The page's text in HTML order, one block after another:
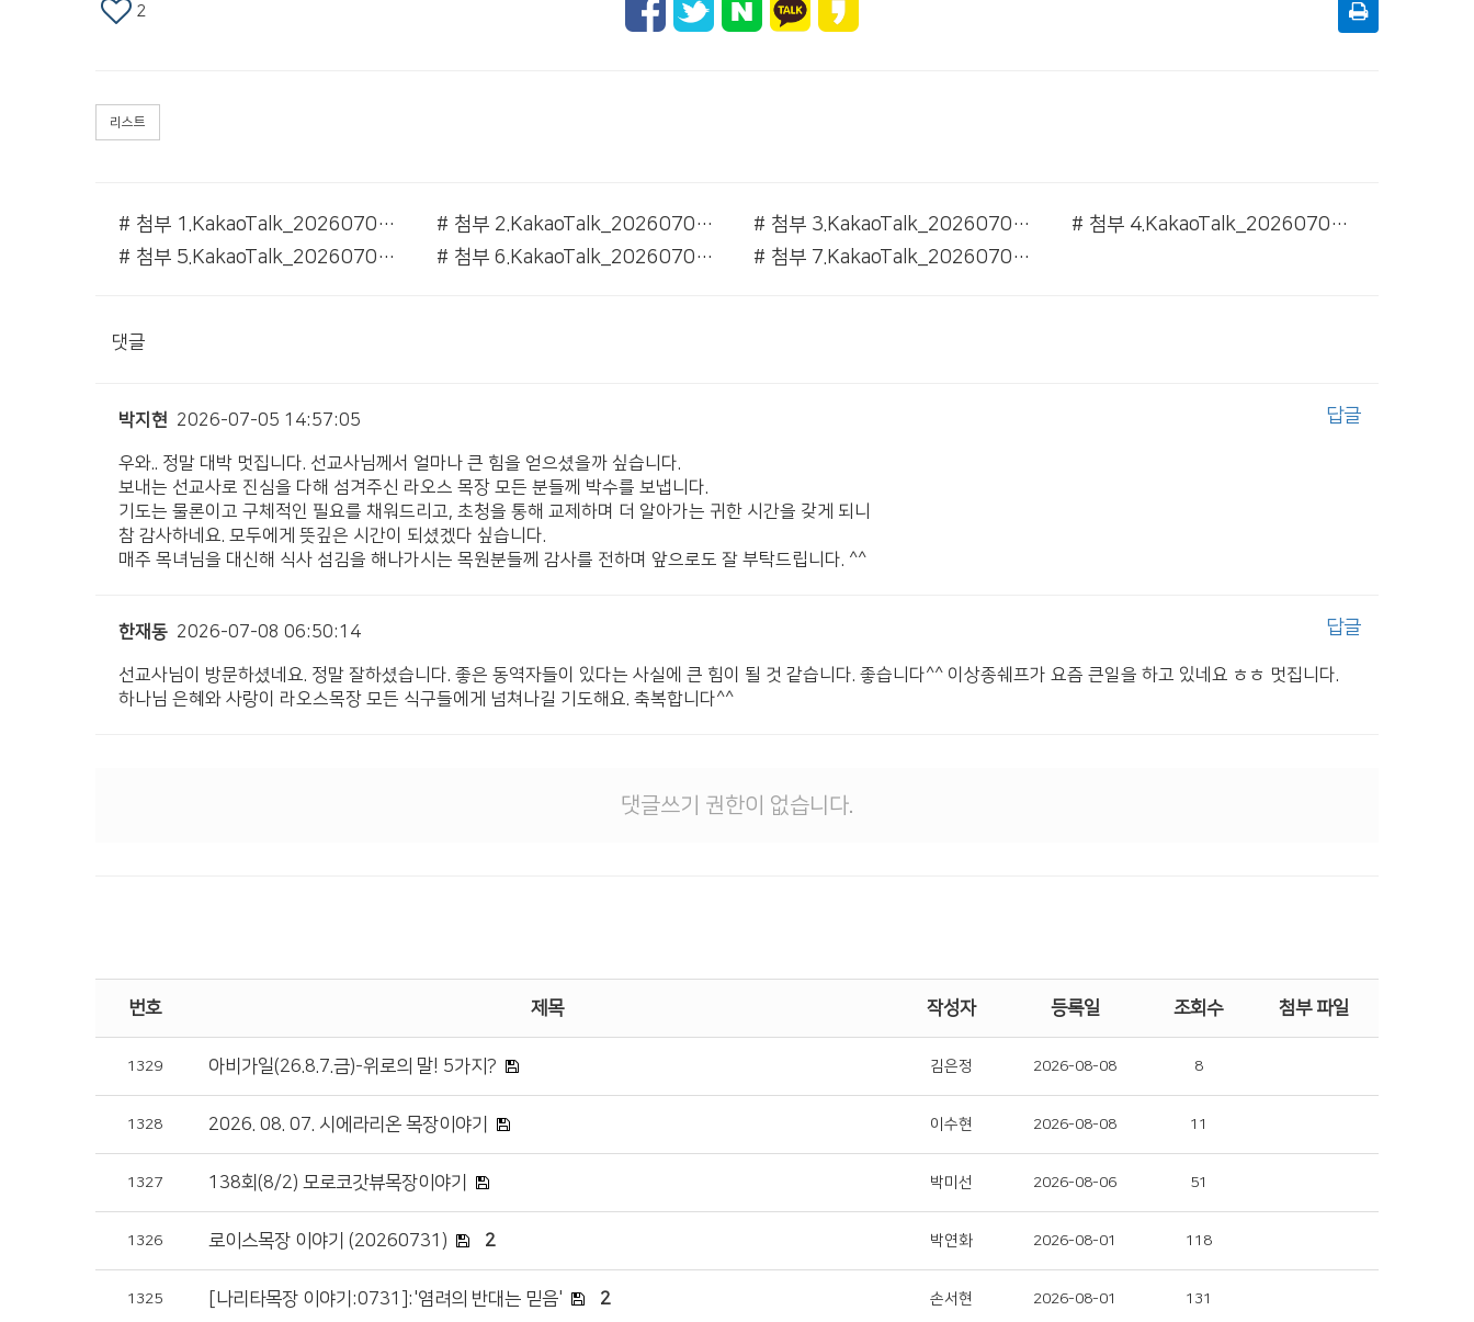
2
리스트
# 첨부 1.KakaoTalk_20260704_095656421_01.jpg # 첨부 2.KakaoTalk_20260704_095656421_02.jpg # 첨부 3.KakaoTalk_20260704_095656421_03.jpg
# 첨부 4.KakaoTalk_20260704_095656421.jpg
# 첨부 5.KakaoTalk_20260704_095656421_04.jpg
# 첨부 6.KakaoTalk_20260704_095656421_05.jpg # 첨부 7.KakaoTalk_20260704_095711573.jpg
댓글
박지현 2026-07-05 14:57:05
우와.. 정말 대박 멋집니다. 선교사님께서 얼마나 큰 힘을 얻으셨을까 싶습니다.
보내는 선교사로 진심을 다해 섬겨주신 라오스 목장 모든 분들께 박수를 보냅니다.
기도는 물론이고 구체적인 필요를 채워드리고, 초청을 통해 교제하며 더 알아가는 귀한 시간을 갖게 되니
참 감사하네요. 모두에게 뜻깊은 시간이 되셨겠다 싶습니다.
매주 목녀님을 대신해 식사 섬김을 해나가시는 목원분들께 감사를 전하며 앞으로도 잘 부탁드립니다. ^^
답글
한재동 2026-07-08 06:50:14
선교사님이 방문하셨네요. 정말 잘하셨습니다. 좋은 동역자들이 있다는 사실에 큰 힘이 될 것 같습니다. 좋습니다^^ 이상종쉐프가 요즘 큰일을 하고 있네요 ㅎㅎ 멋집니다.
하나님 은혜와 사랑이 라오스목장 모든 식구들에게 넘쳐나길 기도해요. 축복합니다^^
답글
댓글쓰기 권한이 없습니다.
번호 제목 작성자 등록일 조회수 첨부 파일
1329 아비가일(26.8.7.금)-위로의 말! 5가지? 김은정 2026-08-08 8
1328 2026. 08. 07. 시에라리온 목장이야기 이수현 2026-08-08 11
1327 138회(8/2) 모로코갓뷰목장이야기 박미선 2026-08-06 51
1326 로이스목장 이야기 (20260731) 2 박연화 2026-08-01 118
1325 [나리타목장 이야기:0731]:'염려의 반대는 믿음' 2 손서현 2026-08-01 131